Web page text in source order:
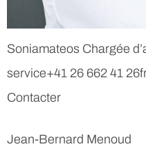
Soniamateos Chargée
service+41 26 662 41
Contacter
Jean-Bernard Menoud